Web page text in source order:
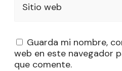
Sitio web
Guarda mi nombre,
web en este navegador
que comente.